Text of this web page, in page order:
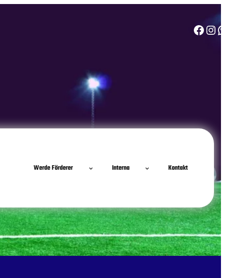
Facebook Instagram WhatsApp
Werde Förderer Interna Kontakt